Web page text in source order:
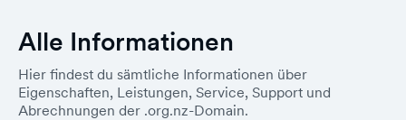
Alle Informationen
Hier findest du sämtliche Informationen über
Eigenschaften, Leistungen, Service, Support und
Abrechnungen der .org.nz-Domain.